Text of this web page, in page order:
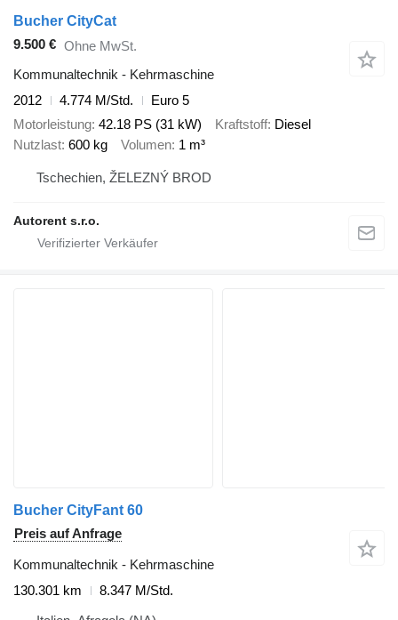
Bucher CityCat
9.500 € Ohne MwSt.
Kommunaltechnik - Kehrmaschine
2012
4.774 M/Std.
Euro 5
Motorleistung 42.18 PS (31 kW) Kraftstoff Diesel
Nutzlast 600 kg Volumen 1 m³
Tschechien, ŽELEZNÝ BROD
Autorent s.r.o.
Bucher CityFant 60
Preis auf Anfrage
Kommunaltechnik - Kehrmaschine
130.301 km
8.347 M/Std.